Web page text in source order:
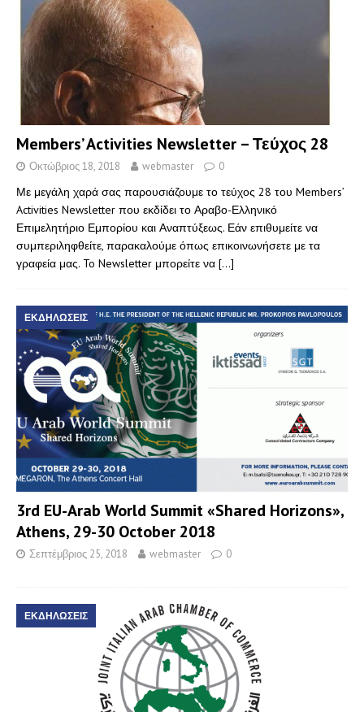
Members’ Activities Newsletter – Τεύχος 28
Οκτώβριος 18, 2018 webmaster 0
Με μεγάλη χαρά σας παρουσιάζουμε το τεύχος 28 του Members’
Activities Newsletter που εκδίδει το Αραβο-Ελληνικό
Επιμελητήριο Εμπορίου και Αναπτύξεως. Εάν επιθυμείτε να
συμπεριληφθείτε, παρακαλούμε όπως επικοινωνήσετε με τα
γραφεία μας. To Newsletter μπορείτε να […]
ΕΚΔΗΛΩΣΕΙΣ
3rd EU-Arab World Summit «Shared Horizons»,
Athens, 29-30 October 2018
Σεπτέμβριος 25, 2018 webmaster 0
ΕΚΔΗΛΩΣΕΙΣ